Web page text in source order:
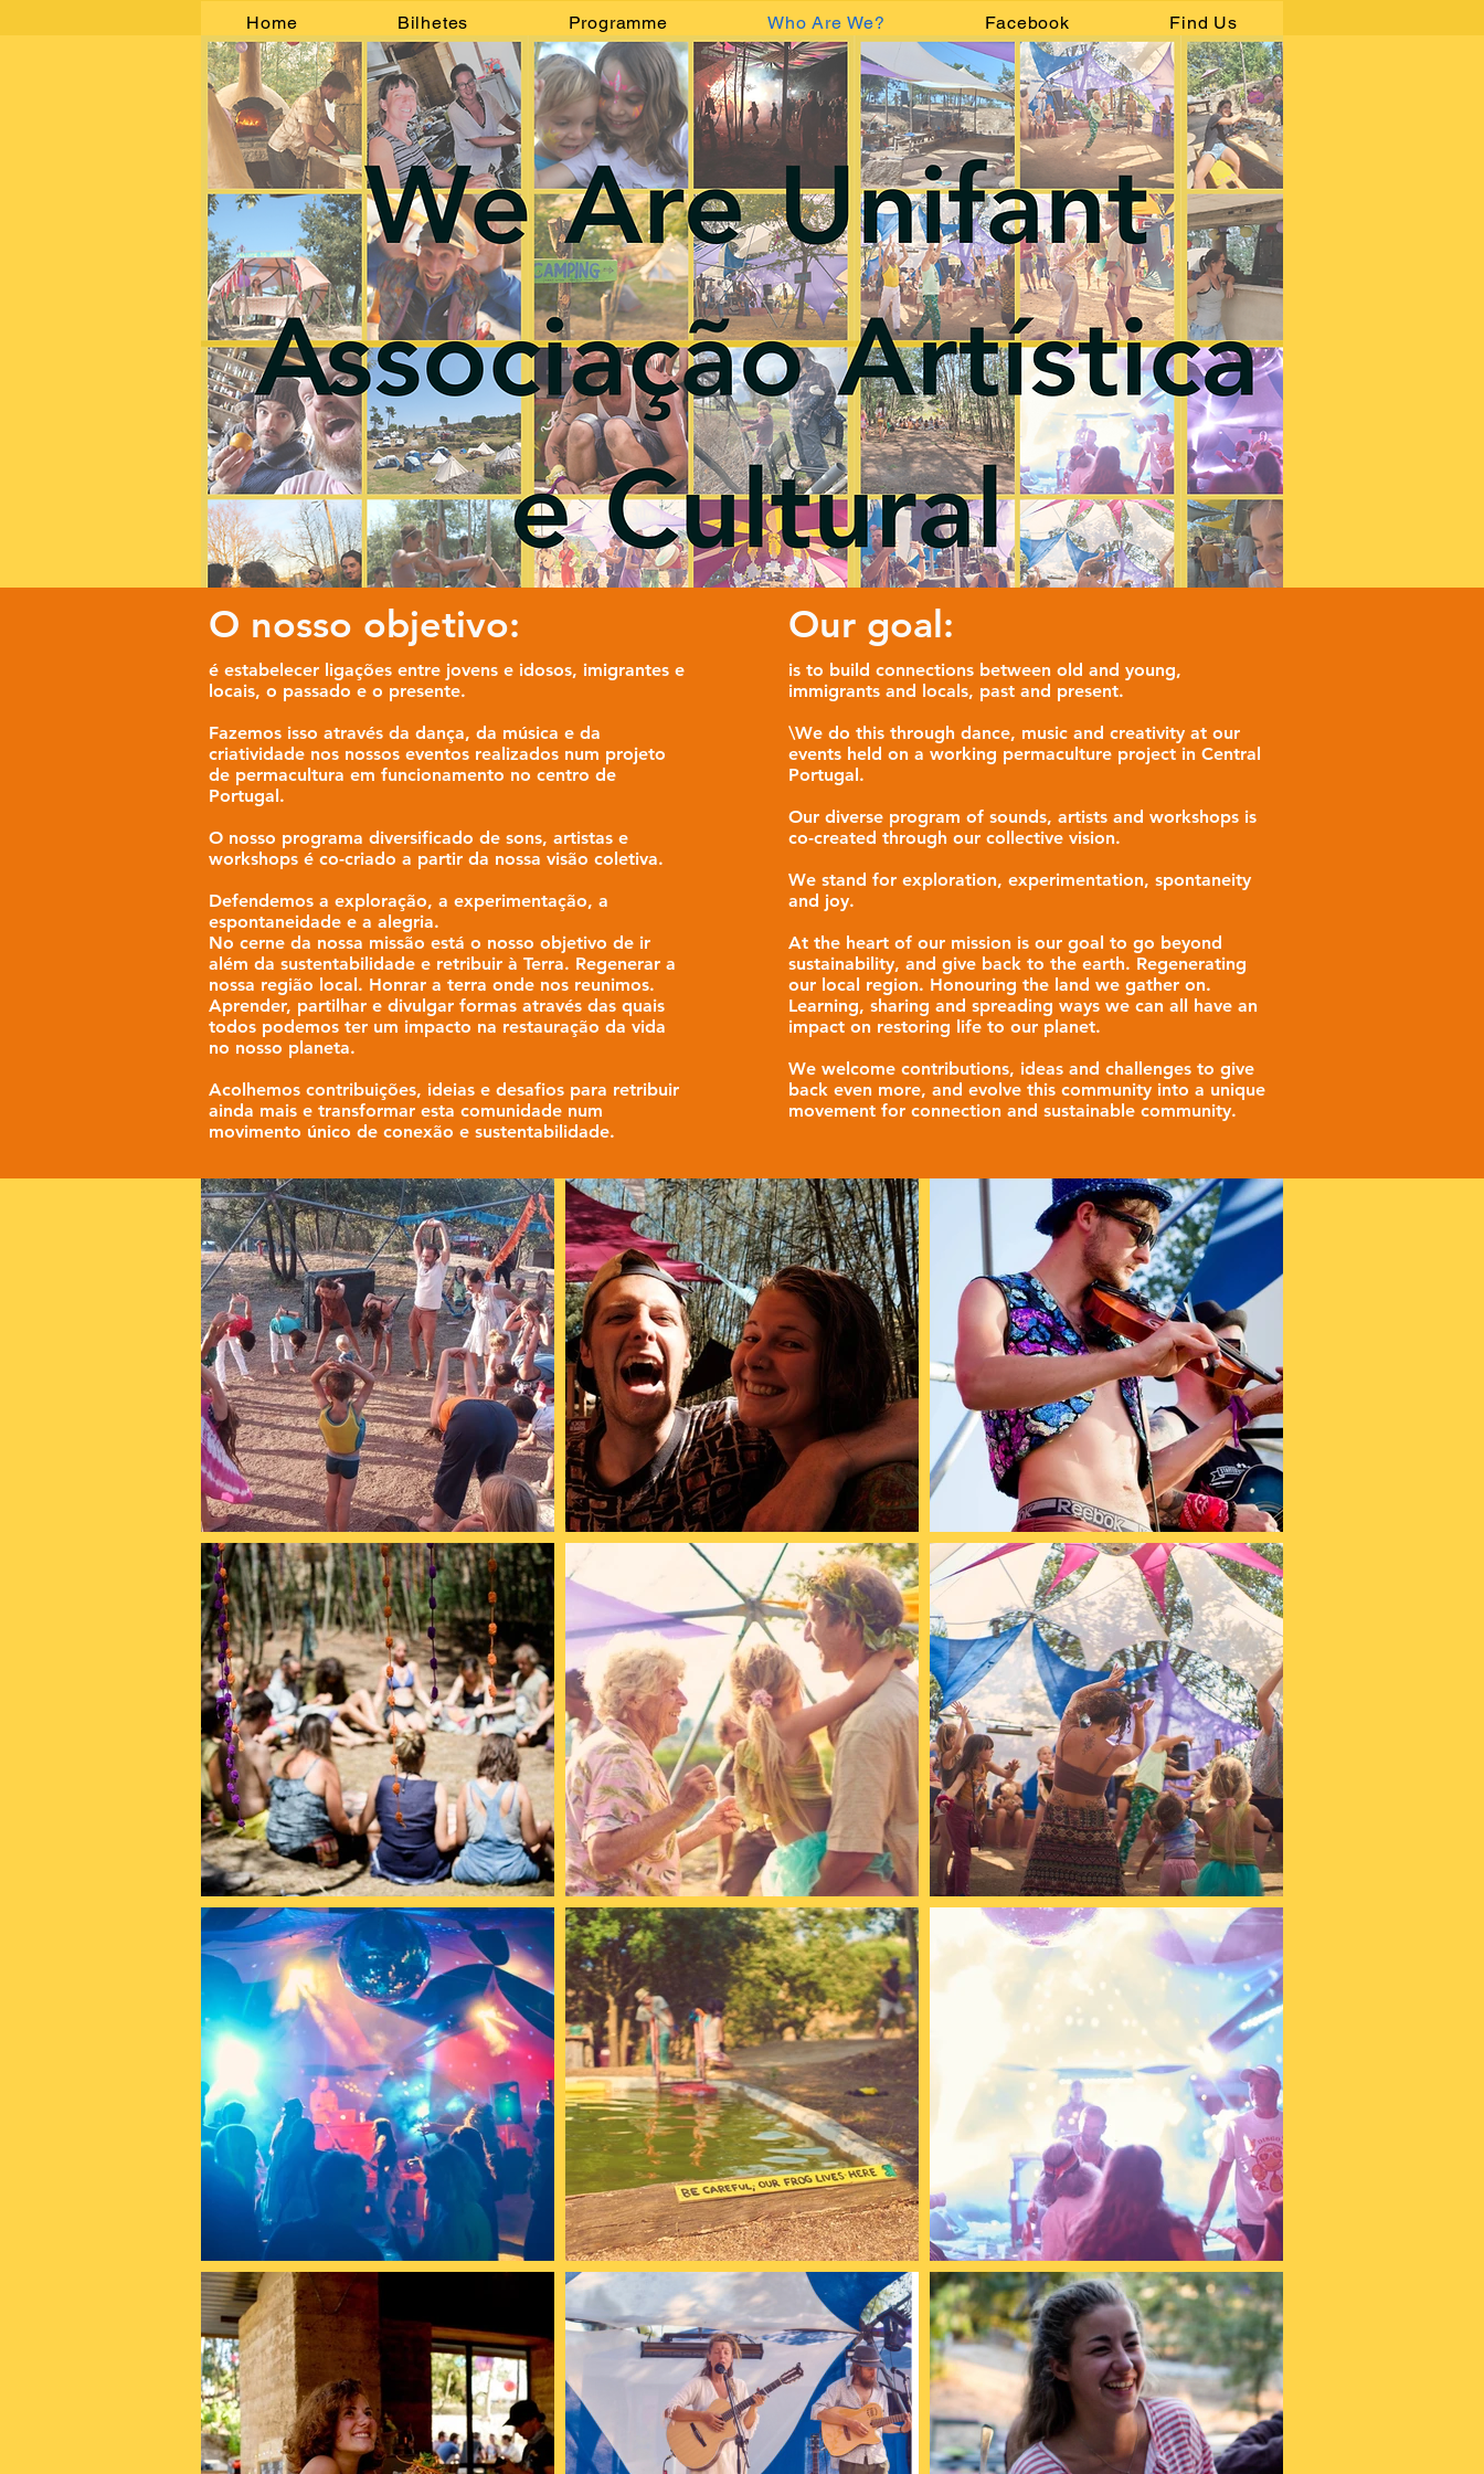
Home Bilhetes Programme Who Are We? Facebook Find Us
O nosso objetivo:
é estabelecer ligações entre jovens e idosos, imigrantes e
locais, o passado e o presente.
Fazemos isso através da dança, da música e da
criatividade nos nossos eventos realizados num projeto
de permacultura em funcionamento no centro de
Portugal.
O nosso programa diversificado de sons, artistas e
workshops é co-criado a partir da nossa visão coletiva.
Defendemos a exploração, a experimentação, a
espontaneidade e a alegria.
No cerne da nossa missão está o nosso objetivo de ir
além da sustentabilidade e retribuir à Terra. Regenerar a
nossa região local. Honrar a terra onde nos reunimos.
Aprender, partilhar e divulgar formas através das quais
todos podemos ter um impacto na restauração da vida
no nosso planeta.
Acolhemos contribuições, ideias e desafios para retribuir
ainda mais e transformar esta comunidade num
movimento único de conexão e sustentabilidade.
Our goal:
is to build connections between old and young,
immigrants and locals, past and present.
\We do this through dance, music and creativity at our
events held on a working permaculture project in Central
Portugal.
Our diverse program of sounds, artists and workshops is
co-created through our collective vision.
We stand for exploration, experimentation, spontaneity
and joy.
At the heart of our mission is our goal to go beyond
sustainability, and give back to the earth. Regenerating
our local region. Honouring the land we gather on.
Learning, sharing and spreading ways we can all have an
impact on restoring life to our planet.
We welcome contributions, ideas and challenges to give
back even more, and evolve this community into a unique
movement for connection and sustainable community.